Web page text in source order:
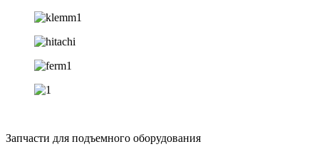
Запчасти для подъемного оборудования